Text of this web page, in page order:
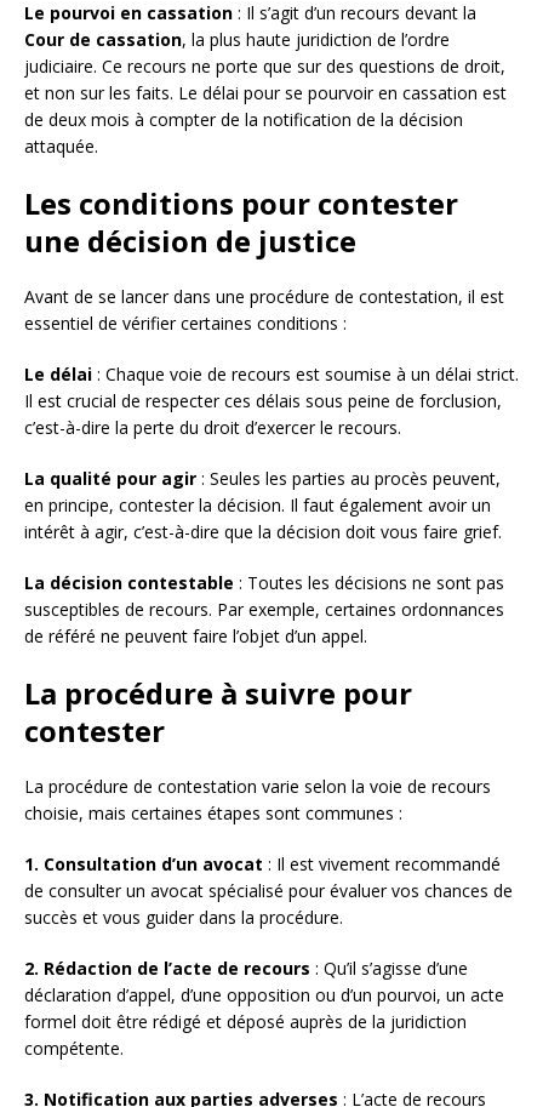
Le pourvoi en cassation : Il s’agit d’un recours devant la
Cour de cassation, la plus haute juridiction de l’ordre
judiciaire. Ce recours ne porte que sur des questions de droit,
et non sur les faits. Le délai pour se pourvoir en cassation est
de deux mois à compter de la notification de la décision
attaquée.
Les conditions pour contester
une décision de justice
Avant de se lancer dans une procédure de contestation, il est
essentiel de vérifier certaines conditions :
Le délai : Chaque voie de recours est soumise à un délai strict.
Il est crucial de respecter ces délais sous peine de forclusion,
c’est-à-dire la perte du droit d’exercer le recours.
La qualité pour agir : Seules les parties au procès peuvent,
en principe, contester la décision. Il faut également avoir un
intérêt à agir, c’est-à-dire que la décision doit vous faire grief.
La décision contestable : Toutes les décisions ne sont pas
susceptibles de recours. Par exemple, certaines ordonnances
de référé ne peuvent faire l’objet d’un appel.
La procédure à suivre pour
contester
La procédure de contestation varie selon la voie de recours
choisie, mais certaines étapes sont communes :
1. Consultation d’un avocat : Il est vivement recommandé
de consulter un avocat spécialisé pour évaluer vos chances de
succès et vous guider dans la procédure.
2. Rédaction de l’acte de recours : Qu’il s’agisse d’une
déclaration d’appel, d’une opposition ou d’un pourvoi, un acte
formel doit être rédigé et déposé auprès de la juridiction
compétente.
3. Notification aux parties adverses : L’acte de recours